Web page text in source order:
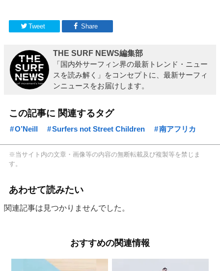
Tweet Share
THE SURF NEWS編集部
「国内外サーフィン界の最新トレンド・ニュー
スを読み解く」をコンセプトに、最新サーフィ
ンニュースをお届けします。
この記事に 関連するタグ
O’Neill Surfers not Street Children 南アフリカ
※当サイト内の文章・画像等の内容の無断転載及び複製等を禁じま
す。
あわせて読みたい
関連記事は見つかりませんでした。
おすすめの関連情報